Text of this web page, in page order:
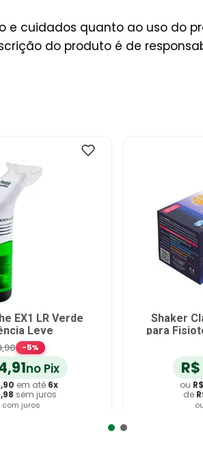
e cuidados quanto ao uso do
do produto é de
Plus NCS
Baixa Verde
940,41no Pix
989,90 em até
164,98 sem juros
12x com juros